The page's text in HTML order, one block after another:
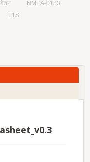
NMEA-0183
L1S